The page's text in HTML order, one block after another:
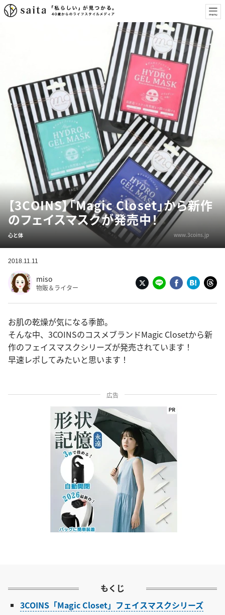
【3COINS】「Magic Closet」から新作
のフェイスマスクが発売中！
心と体 www.3coins.jp
2018.11.11
miso
物販＆ライター
お肌の乾燥が気になる季節。
そんな中、3COINSのコスメブランドMagic Closetから新
作のフェイスマスクシリーズが発売されています！
早速レポしてみたいと思います！
広告
もくじ
3COINS「Magic Closet」フェイスマスクシリーズ